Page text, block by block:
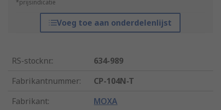
*prijsindicatie
Voeg toe aan onderdelenlijst
RS-stocknr.:
634-989
Fabrikantnummer:
CP-104N-T
Fabrikant: MOXA